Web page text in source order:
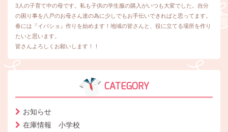
3人の子育て中の母です。私も子供の学生服の購入がいつも大変でした。自分
の困り事を八戸のお母さん達の為に少しでもお手伝いできればと思ってます。
春には『イバショ』作りを始めます！地域の皆さんと、役に立てる場所を作り
たいと思います。
皆さんよろしくお願いします！！
CATEGORY
お知らせ
在庫情報 小学校